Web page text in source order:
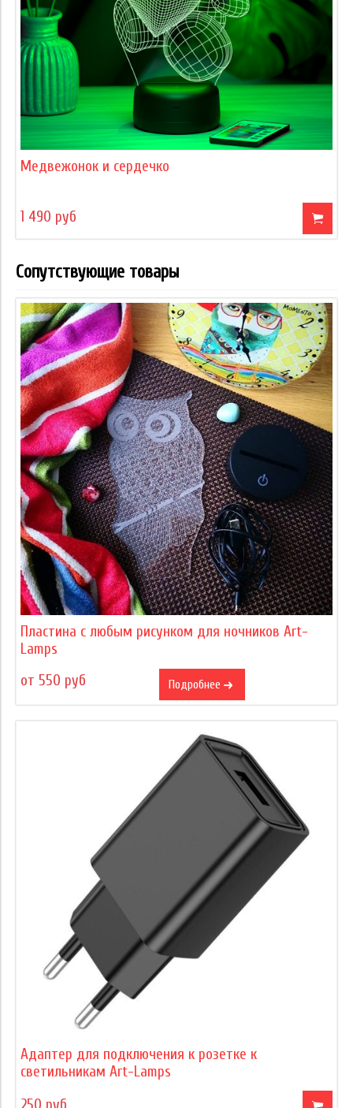
Медвежонок и сердечко
1 490 руб
Сопутствующие товары
Пластина с любым рисунком для ночников Art-
Lamps
от 550 руб
Подробнее
Адаптер для подключения к розетке к
светильникам Art-Lamps